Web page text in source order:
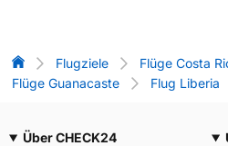
Flug-Vergleich
Flugziele
Flüge Costa
Flüge Guanacaste
Flug Liberia
Über CHECK24